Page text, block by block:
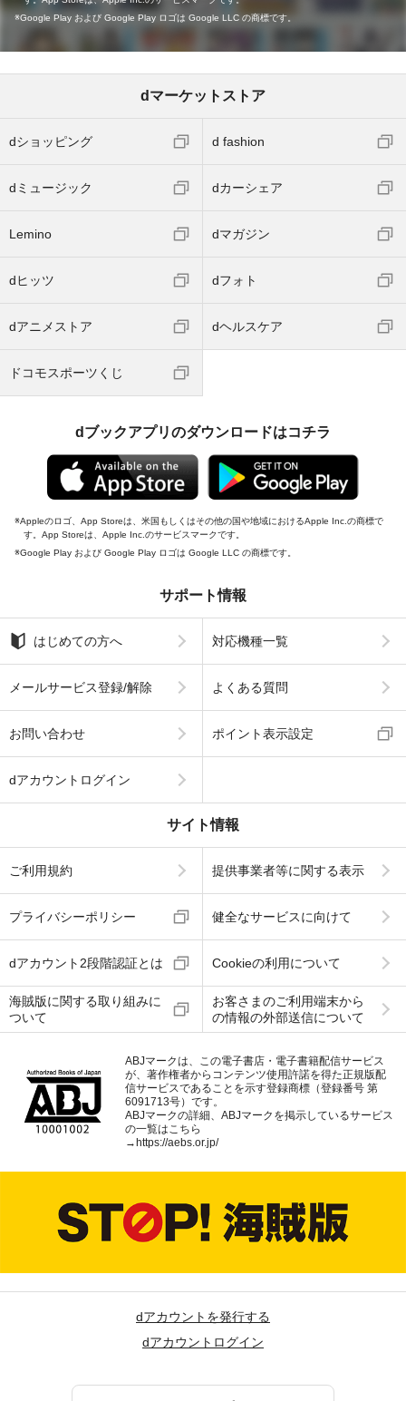
Google Play および Google Play ロゴは Google LLC の商標です。
dマーケットストア
dショッピング d fashion
dミュージック dカーシェア
Lemino dマガジン
dヒッツ dフォト
dアニメストア dヘルスケア
ドコモスポーツくじ
dブックアプリのダウンロードはコチラ
Appleのロゴ、App Storeは、米国もしくはその他の国や地域におけるApple Inc.の商標で
す。App Storeは、Apple Inc.のサービスマークです。
Google Play および Google Play ロゴは Google LLC の商標です。
サポート情報
はじめての方へ 対応機種一覧
メールサービス登録/解除 よくある質問
お問い合わせ ポイント表示設定
dアカウントログイン
サイト情報
ご利用規約 提供事業者等に関する表示
プライバシーポリシー 健全なサービスに向けて
dアカウント2段階認証とは Cookieの利用について
海賊版に関する取り組みに
ついて
お客さまのご利用端末から
の情報の外部送信について
ABJマークは、この電子書店・電子書籍配信サービス
が、著作権者からコンテンツ使用許諾を得た正規版配
信サービスであることを示す登録商標（登録番号 第
6091713号）です。
ABJマークの詳細、ABJマークを掲示しているサービス
の一覧はこちら
→https://aebs.or.jp/
dアカウントを発行する
dアカウントログイン